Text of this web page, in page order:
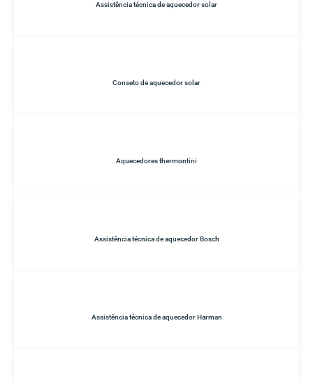
Assistência técnica de aquecedor solar
Conseto de aquecedor solar
Aquecedores thermontini
Assistência técnica de aquecedor Bosch
Assistência técnica de aquecedor Harman